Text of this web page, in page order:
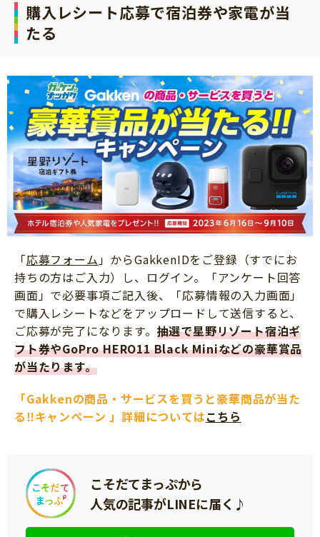
購入レシート応募で宿泊券や家電が当
たる
「応募フォーム」からGakkenIDをご登録（すでにお
持ちの方はご入力）し、ログイン。「アンケート回答
画面」で必要事項ご記入後、「応募情報の入力画面」
で購入レシートなどをアップロードして送信すると、
ご応募が完了になります。 抽選で星野リゾート宿泊ギ
フト券やGoPro HERO11 Black Miniなどの豪華賞品
が当たります。
「Gakkenの商品・サービスを買うと豪華商品が当た
る‼キャンペーン 」詳細についてはこちら
こそだてまっぷから
人気の記事がLINEに届く♪